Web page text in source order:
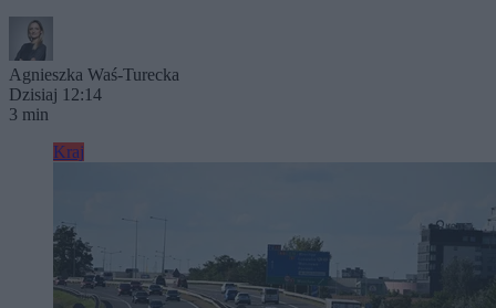
Agnieszka Waś-Turecka
Dzisiaj 12:14
3 min
Kraj